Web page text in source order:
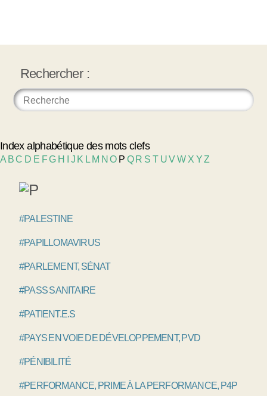
Rechercher :
Index alphabétique des mots clefs
A BC D E FG H J K L M NO P Q R S T UVW X YZ
#PALESTINE
#PAPILLOMAVIRUS
#PARLEMENT, SÉNAT
#PASS SANITAIRE
#PATIENT.E.S
#PAYS EN VOIE DE DÉVELOPPEMENT, PVD
#PÉNIBILITÉ
#PERFORMANCE, PRIME À LA PERFORMANCE, P4P